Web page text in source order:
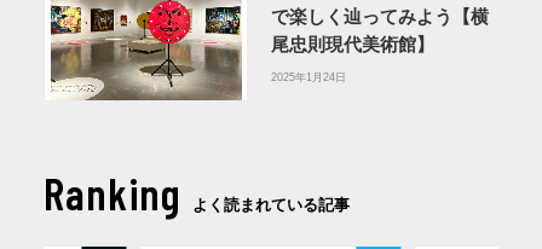
で楽しく辿ってみよう【横
尾忠則現代美術館】
2025年1月24日
Ranking よく読まれている記事